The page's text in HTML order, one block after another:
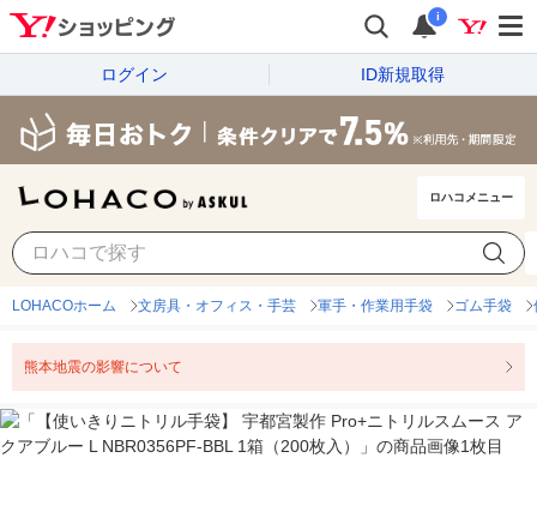
i
ログイン ID新規取得
ロハコメニュー
LOHACOホーム 文房具・オフィス・手芸 軍手・作業用手袋 ゴム手袋
熊本地震の影響について